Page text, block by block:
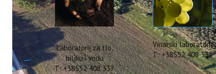
Laboratorij za tlo,
biljku i vodu
T: +38552 408 337
Vinarski laboratorij
T: +38552 408 331